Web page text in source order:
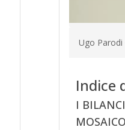
Ugo Parodi
Indice
I